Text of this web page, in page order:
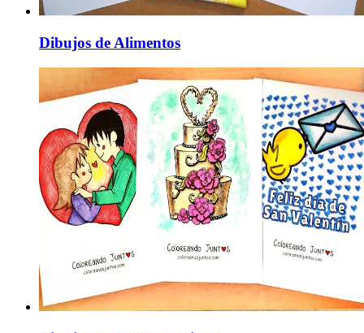
Dibujos de Alimentos